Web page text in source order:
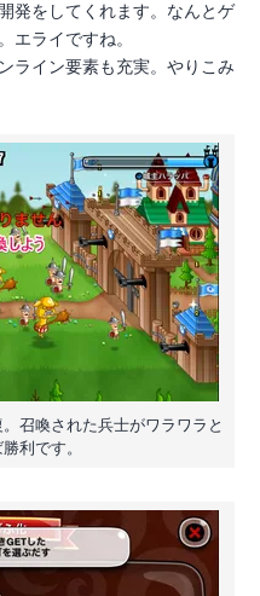
発をしてくれます。なんとゲ
エライですね。
ライン要素も充実。やりこみ
召喚された兵士がワラワラと
利です。